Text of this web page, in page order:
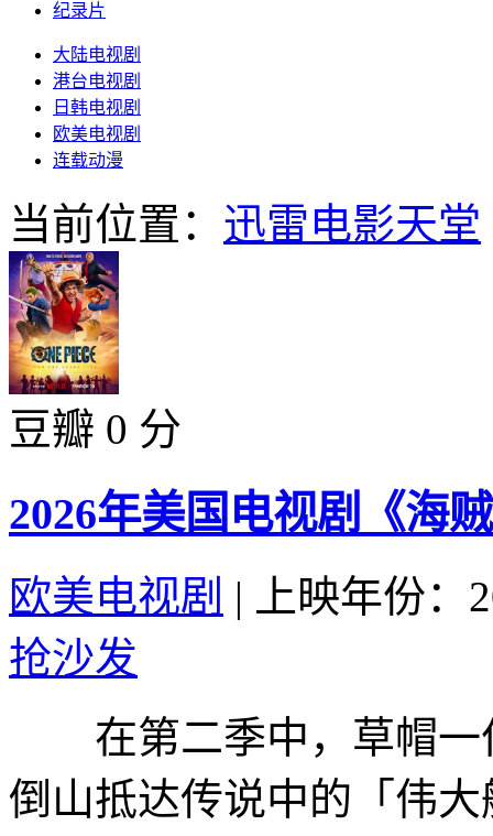
纪录片
大陆电视剧
港台电视剧
日韩电视剧
欧美电视剧
连载动漫
当前位置： 迅雷电影天堂
豆瓣 0 分
2026年美国电视剧《海
欧美电视剧 |
上映年份：
抢沙发
在第二季中，草帽一
倒山抵达传说中的「伟